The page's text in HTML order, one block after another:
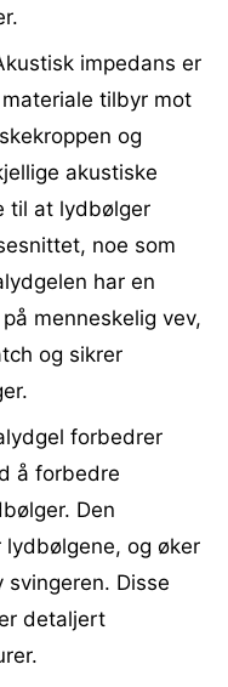
impedans er
tilbyr mot
og
akustiske
til at lydbølger
noe som
har en
menneskelig vev,
og sikrer
forbedrer
å forbedre
Den
og øker
Disse
detaljert